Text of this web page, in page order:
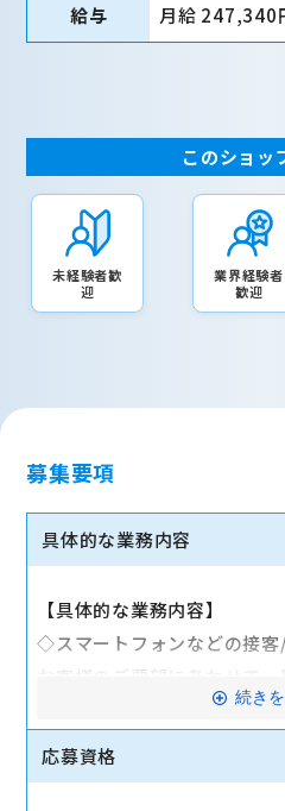
給与 月給 247,340
このショッ
未経験者歓
迎
業界経験者
歓迎
募集要項
具体的な業務内容
【具体的な業務内容】
◇スマートフォンなどの接客
お客様のご要望にあわせて、
ト、料金プランなどをご提案
◇その他、各種商品・サービ
続き
応募資格